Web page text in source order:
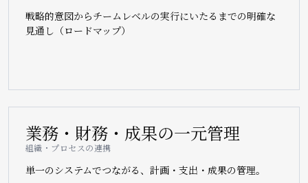
戦略的意図からチームレベルの実行にいたるまでの明確な
見通し（ロードマップ）
業務・財務・成果の一元管理
組織・プロセスの連携
単一のシステムでつながる、計画・支出・成果の管理。